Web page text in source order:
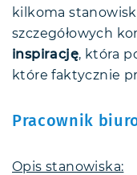
kilkoma
szczegółowych
inspirację, która
które faktycznie
Pracownik
Opis stanowiska: